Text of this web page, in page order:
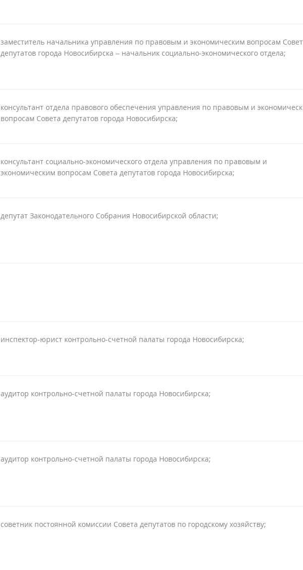
заместитель начальника управления по правовым и экономическим вопросам
депутатов города Новосибирска – начальник социально-экономического отдела;
консультант отдела правового обеспечения управления по правовым и
вопросам Совета депутатов города Новосибирска;
консультант социально-экономического отдела управления по правовым и
экономическим вопросам Совета депутатов города Новосибирска;
депутат Законодательного Собрания Новосибирской области;
инспектор-юрист контрольно-счетной палаты города Новосибирска;
аудитор контрольно-счетной палаты города Новосибирска;
аудитор контрольно-счетной палаты города Новосибирска;
советник постоянной комиссии Совета депутатов по городскому хозяйству;